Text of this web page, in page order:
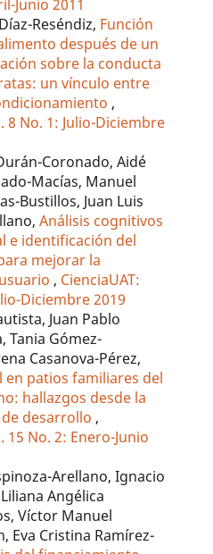
Junio 2011
Reséndiz, Función
después de un
sobre la conducta
un vínculo entre
,
8 No. 1: Julio-Diciembre
Coronado, Aidé
Macías, Manuel
Bustillos, Juan Luis
Análisis cognitivos
e identificación del
mejorar la
, CienciaUAT:
Diciembre 2019
Juan Pablo
Tania Gómez-
Casanova-Pérez,
en patios familiares del
hallazgos desde la
desarrollo ,
15 No. 2: Enero-Junio
Arellano, Ignacio
Angélica
Víctor Manuel
Eva Cristina Ramírez-